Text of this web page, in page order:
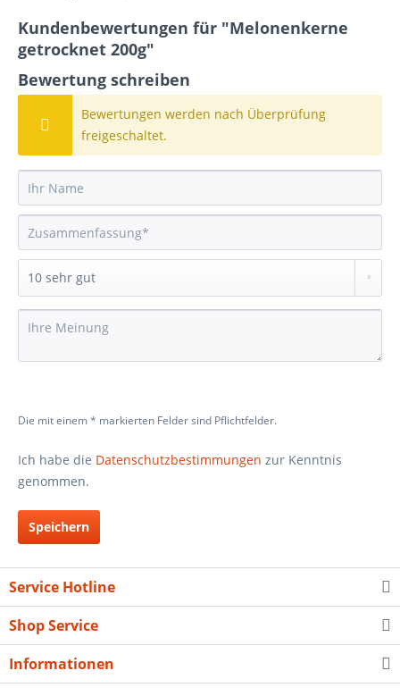
Kundenbewertungen für "Melonenkerne
getrocknet 200g"
Bewertung schreiben
Bewertungen werden nach Überprüfung
freigeschaltet.
Die mit einem * markierten Felder sind Pflichtfelder.
Ich habe die Datenschutzbestimmungen zur Kenntnis
genommen.
Speichern
Service Hotline
Shop Service
Informationen